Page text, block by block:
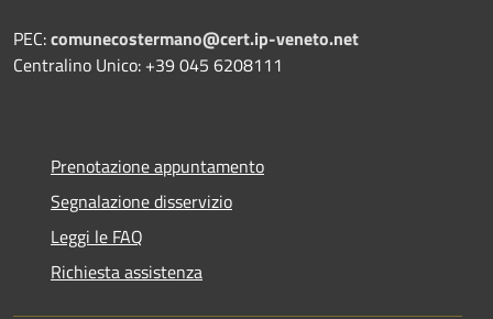
PEC:comunecostermano@cert.ip-veneto.net
Centralino Unico: +39 045 6208111
Prenotazione appuntamento
Segnalazione disservizio
Leggi le FAQ
Richiesta assistenza